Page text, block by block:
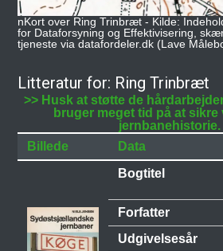
nKort over Ring Trinbræt - Kilde:
for Dataforsyning og Effektivisering,
tjeneste via datafordeler.dk (Lave
Litteratur for: Ring Trinbræt
>> Husk at støtte de
bruger meget tid på at
jernbanehistorie.
Billede
Data
Bogtitel
Forfatter
Udgivelsesår